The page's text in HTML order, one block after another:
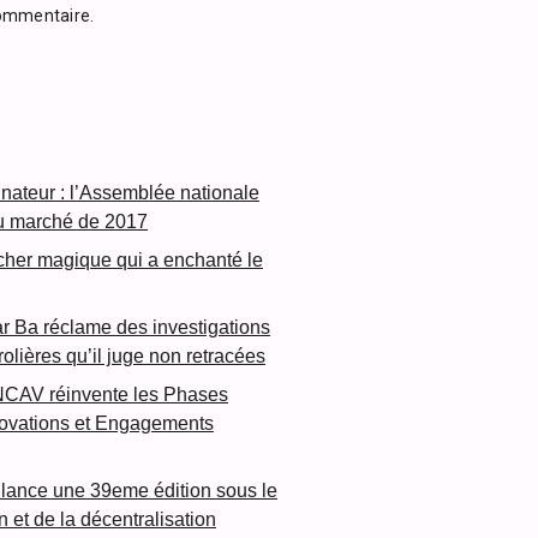
: l’Assemblée nationale
marché de 2017
magique qui a enchanté le
Ba réclame des investigations
qu’il juge non retracées
réinvente les Phases
et Engagements
une 39eme édition sous le
et de la décentralisation